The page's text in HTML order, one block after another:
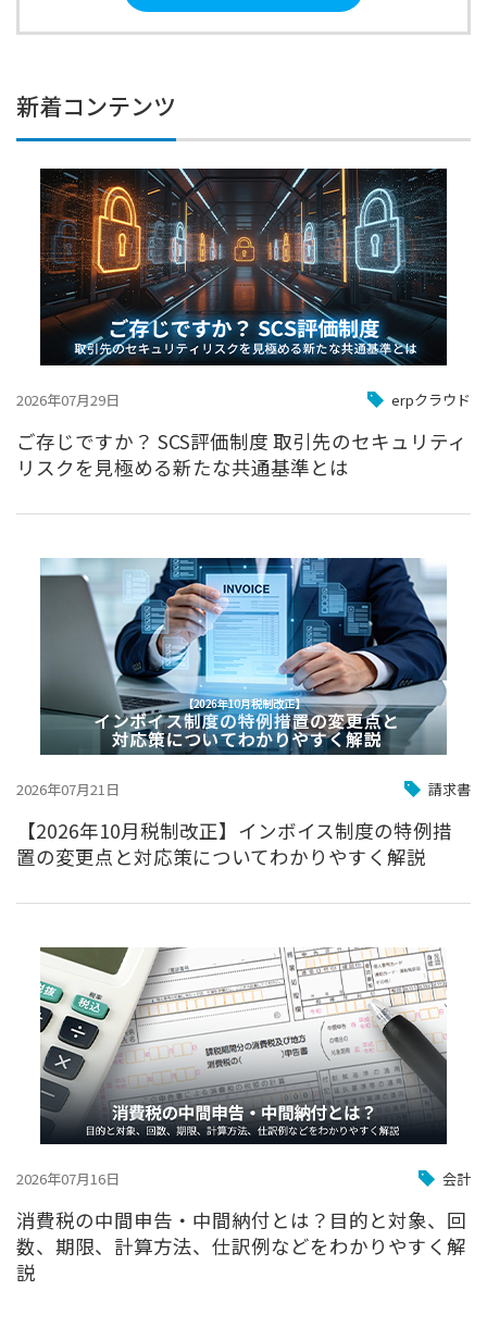
新着コンテンツ
2026年07月29日 erpクラウド
ご存じですか？ SCS評価制度 取引先のセキュリティ
リスクを見極める新たな共通基準とは
2026年07月21日 請求書
【2026年10月税制改正】インボイス制度の特例措
置の変更点と対応策についてわかりやすく解説
2026年07月16日 会計
消費税の中間申告・中間納付とは？目的と対象、回
数、期限、計算方法、仕訳例などをわかりやすく解
説